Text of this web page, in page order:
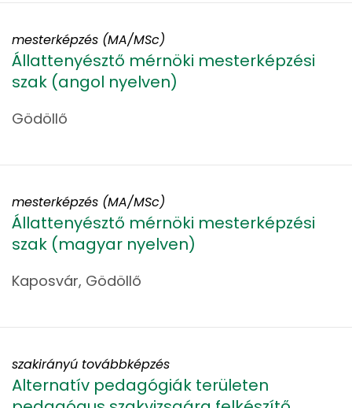
Állattenyésztő mérnöki mesterképzési
szak (angol nyelven)
Gödöllő
mesterképzés (MA/MSc)
Állattenyésztő mérnöki mesterképzési
szak (magyar nyelven)
Kaposvár, Gödöllő
mesterképzés (MA/MSc)
Alternatív pedagógiák területen
szakirányú továbbképzés